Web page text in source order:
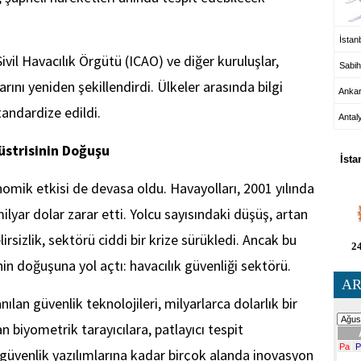
Havacılık Örgütü (ICAO) ve diğer kuruluşlar,
yeniden şekillendirdi. Ülkeler arasında bilgi
edildi.
Doğuşu
etkisi de devasa oldu. Havayolları, 2001 yılında
dolar zarar etti. Yolcu sayısındaki düşüş, artan
sektörü ciddi bir krize sürükledi. Ancak bu
doğuşuna yol açtı: havacılık güvenliği sektörü.
güvenlik teknolojileri, milyarlarca dolarlık bir
biyometrik tarayıcılara, patlayıcı tespit
yazılımlarına kadar birçok alanda inovasyon